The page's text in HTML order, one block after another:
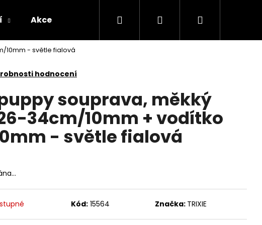
Akce Kontakty
Hledat PřihlášeníNákupní
10mm - světle fialová
hodnocení
puppy souprava, měkký
34cm/10mm + vodítko
- světle fialová
Kód: 15564 Značka: TRIXIE